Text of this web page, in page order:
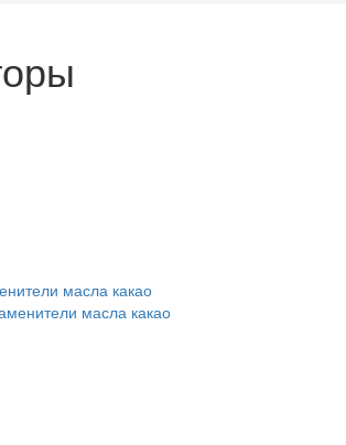
масла какао
масла какао